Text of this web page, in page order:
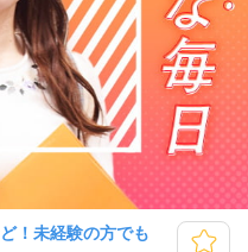
！未経験の方でも